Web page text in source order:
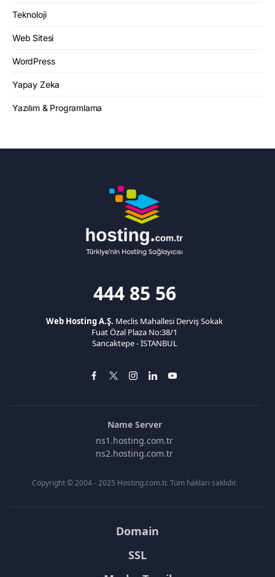
Teknoloji
Web Sitesi
WordPress
Yapay Zeka
Yazılım & Programlama
444 85 56
Web Hosting A.Ş. Meclis Mahallesi Derviş Sokak
Fuat Özal Plaza No:38/1
Sancaktepe - İSTANBUL
Name Server
ns1.hosting.com.tr
ns2.hosting.com.tr
Copyright © 2004 - 2025 Hosting.com.tr. Tüm hakları saklıdır.
Domain
SSL